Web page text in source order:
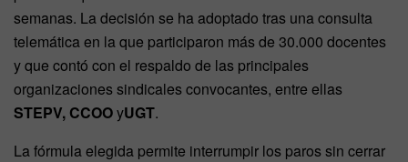
semanas. La decisión se ha adoptado tras una consulta
telemática en la que participaron más de 30.000 docentes
y que contó con el respaldo de las principales
organizaciones sindicales convocantes, entre ellas
STEPV, CCOOyUGT.
La fórmula elegida permite interrumpir los paros sin cerrar